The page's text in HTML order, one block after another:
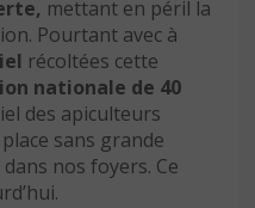
mettant en péril la
Pourtant avec à
récoltées cette
nationale de 40
des apiculteurs
sans grande
nos foyers. Ce